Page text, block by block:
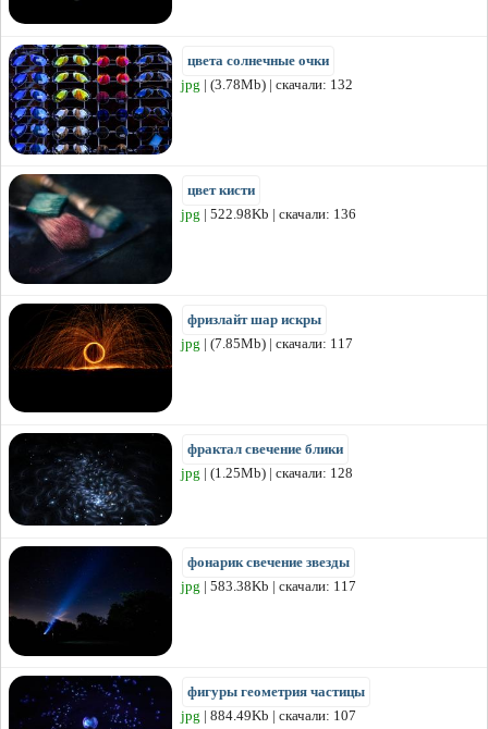
цвета солнечные очки
jpg | (3.78Mb) | скачали: 132
цвет кисти
jpg | 522.98Kb | скачали: 136
фризлайт шар искры
jpg | (7.85Mb) | скачали: 117
фрактал свечение блики
jpg | (1.25Mb) | скачали: 128
фонарик свечение звезды
jpg | 583.38Kb | скачали: 117
фигуры геометрия частицы
jpg | 884.49Kb | скачали: 107